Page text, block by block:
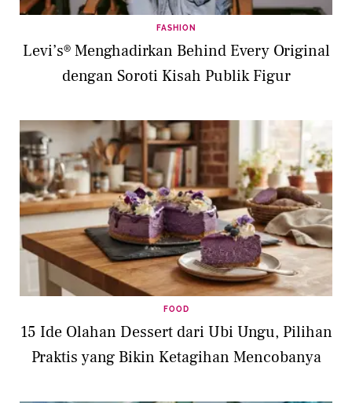
FASHION
Levi’s® Menghadirkan Behind Every Original
dengan Soroti Kisah Publik Figur
FOOD
15 Ide Olahan Dessert dari Ubi Ungu, Pilihan
Praktis yang Bikin Ketagihan Mencobanya